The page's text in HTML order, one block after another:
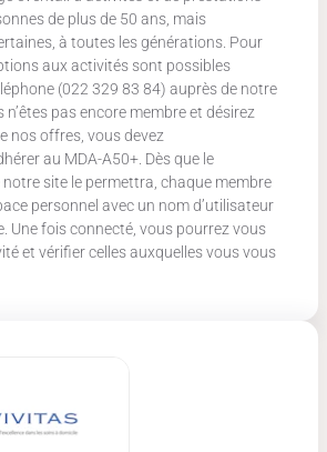
de plus de 50 ans, mais
à toutes les générations. Pour
aux activités sont possibles
(022 329 83 84) auprès de notre
pas encore membre et désirez
nos offres, vous devez
au MDA-A50+. Dès que le
site le permettra, chaque membre
personnel avec un nom d’utilisateur
Une fois connecté, vous pourrez vous
et vérifier celles auxquelles vous vous